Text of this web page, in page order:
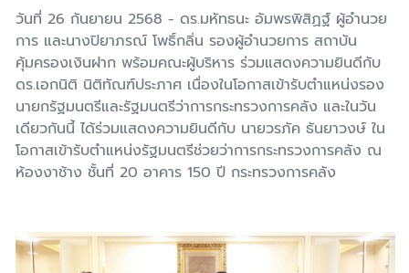
วันที่ 26 กันยายน 2568 - ดร.มหัทธนะ อัมพรพิสิฏฐ์ ผู้อำนวย
การ และนางปิยาภรณ์ โพธิ์กลิ่น รองผู้อำนวยการ สถาบัน
คุ้มครองเงินฝาก พร้อมคณะผู้บริหาร ร่วมแสดงความยินดีกับ
ดร.เอกนิติ นิติทัณฑ์ประภาศ เนื่องในโอกาสเข้ารับตำแหน่งรอง
นายกรัฐมนตรีและรัฐมนตรีว่าการกระทรวงการคลัง และในวัน
เดียวกันนี้ ได้ร่วมแสดงความยินดีกับ นายวรภัค ธันยาวงษ์ ใน
โอกาสเข้ารับตำแหน่งรัฐมนตรีช่วยว่าการกระทรวงการคลัง ณ
ห้องงาช้าง ชั้นที่ 20 อาคาร 150 ปี กระทรวงการคลัง